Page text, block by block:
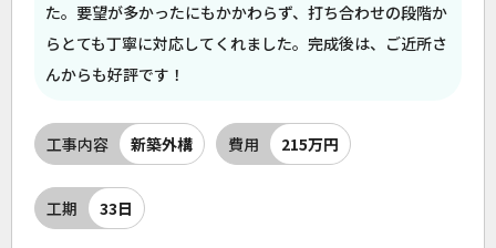
た。要望が多かったにもかかわらず、打ち合わせの段階か
らとても丁寧に対応してくれました。完成後は、ご近所さ
んからも好評です！
工事内容 新築外構 費用 215万円
工期 33日